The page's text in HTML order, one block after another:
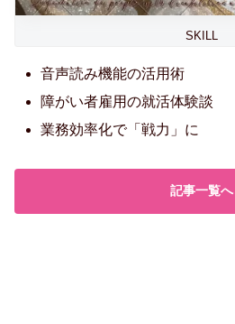
SKILL
音声読み機能の活用術
障がい者雇用の就活体験談
業務効率化で「戦力」に
記事一覧へ